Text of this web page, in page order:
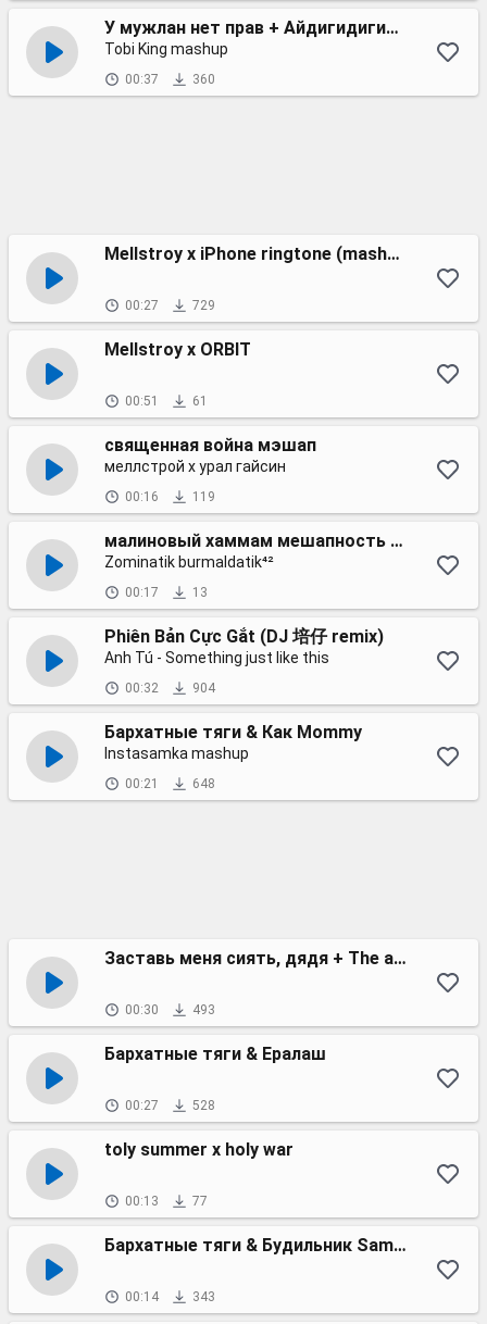
У мужлан нет прав + Айдигидигидай
Tobi King mashup
00:37 360
Mellstroy x iPhone ringtone (mashup)
00:27 729
Mellstroy x ORBIT
00:51 61
священная война мэшап
меллстрой х урал гайсин
00:16 119
малиновый хаммам мешапность меллстройность
Zominatik burmaldatik⁴²
00:17 13
Phiên Bản Cực Gắt (DJ 培仔 remix)
Anh Tú - Something just like this
00:32 904
Бархатные тяги & Как Mommy
Instasamka mashup
00:21 648
Заставь меня сиять, дядя + The a la menthe | Тик Ток
00:30 493
Бархатные тяги & Ералаш
00:27 528
toly summer x holy war
00:13 77
Бархатные тяги & Будильник Samsung
00:14 343